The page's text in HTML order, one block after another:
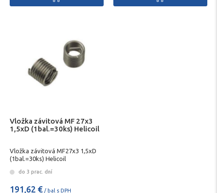
Vložka závitová MF 27x3
1,5xD (1bal.=30ks) Helicoil
Vložka závitová MF27x3 1,5xD
(1bal.=30ks) Helicoil
do 3 prac. dní
191,62 € / bal s DPH